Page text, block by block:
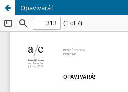
Opavivará!